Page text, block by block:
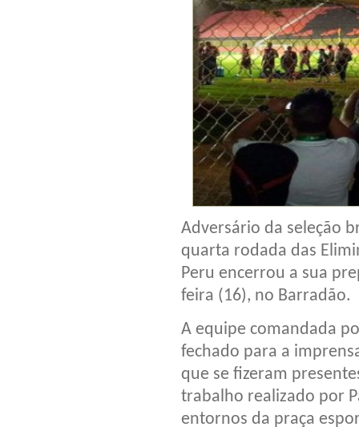
Adversário da seleção
quarta rodada das
Peru encerrou a sua
feira (16), no Barradão.
A equipe comandada
fechado para a
que se fizeram
trabalho realizado por
entornos da praça